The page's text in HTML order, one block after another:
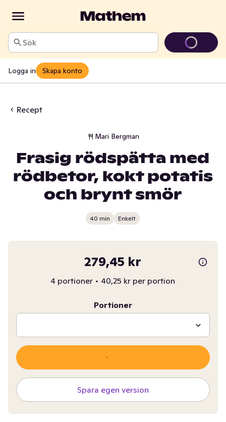
Sök
Logga in Skapa konto
Recept
Mari Bergman
Frasig rödspätta med
rödbetor, kokt potatis
och brynt smör
40 min Enkelt
279,45 kr
4 portioner • 40,25 kr per portion
Portioner
Spara egen version